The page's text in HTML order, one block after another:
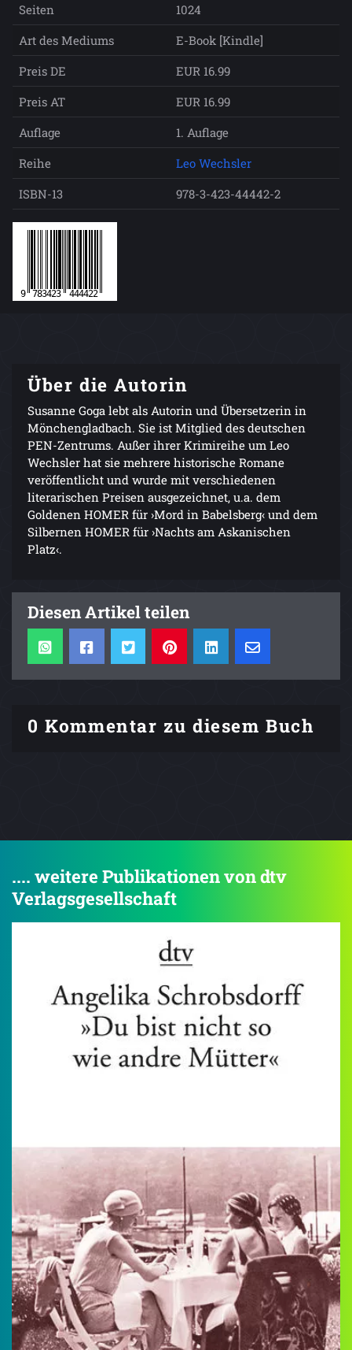
Seiten
1024
Art des Mediums
E-Book [Kindle]
Preis DE
EUR 16.99
Preis AT
EUR 16.99
Auflage
1. Auflage
Reihe
Leo Wechsler
ISBN-13
978-3-423-44442-2
Über die Autorin
Susanne Goga lebt als Autorin und Übersetzerin in
Mönchengladbach. Sie ist Mitglied des deutschen
PEN-Zentrums. Außer ihrer Krimireihe um Leo
Wechsler hat sie mehrere historische Romane
veröffentlicht und wurde mit verschiedenen
literarischen Preisen ausgezeichnet, u.a. dem
Goldenen HOMER für ›Mord in Babelsberg‹ und dem
Silbernen HOMER für ›Nachts am Askanischen
Platz‹.
Diesen Artikel teilen
0 Kommentar zu diesem Buch
.... weitere Publikationen von dtv
Verlagsgesellschaft